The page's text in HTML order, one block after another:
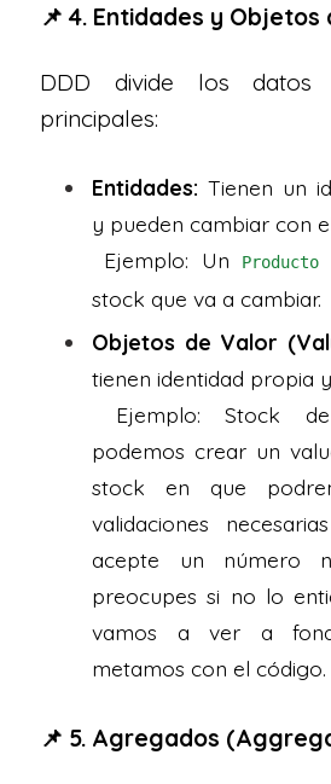
📌 4. Entidades y Objetos
DDD divide los
principales:
Entidades: Tienen un
y pueden cambiar con
Ejemplo: Un
Producto
stock que va a cambiar.
Objetos de Valor
tienen identidad propia
Ejemplo: Stock
podemos crear un
stock en que
validaciones
acepte un número
preocupes si no lo
vamos a ver a
metamos con el código.
📌 5. Agregados